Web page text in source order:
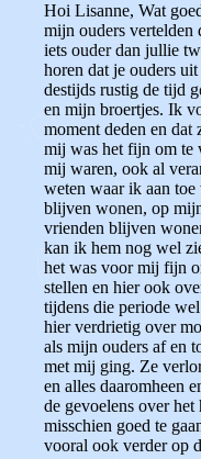
Hoi Lisanne, Wat
mijn ouders vertelden
iets ouder dan jullie
horen dat je ouders
destijds rustig de tijd
en mijn broertjes. Ik
moment deden en dat
mij was het fijn om te
mij waren, ook al
weten waar ik aan
blijven wonen, op
vrienden blijven
kan ik hem nog wel
het was voor mij fijn
stellen en hier ook
tijdens die periode
hier verdrietig over
als mijn ouders af en
met mij ging. Ze
en alles daaromheen
de gevoelens over
misschien goed te
vooral ook verder op